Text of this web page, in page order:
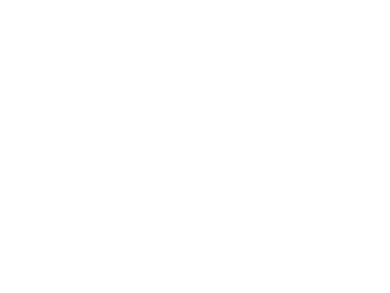
üzerinden ücret aldığını, haftalık 45 saati aşan
hükmedilecekse bu süreler için ödenen
yapılan düzeltme ile davanın kısmen kabulüne
raporunda davacının günde 8,5 saat çalıştığı
dosyalarda olduğu gibi davacının günlük 8,5
fazla sürelerle çalışma ücretinin hesaplanması
fazla çalışma ücreti, tanık beyanları
Hesaplama yapılırken ara dinlenme süresinin
bilirkişi raporu esas alınarak karar verilmesi bozma